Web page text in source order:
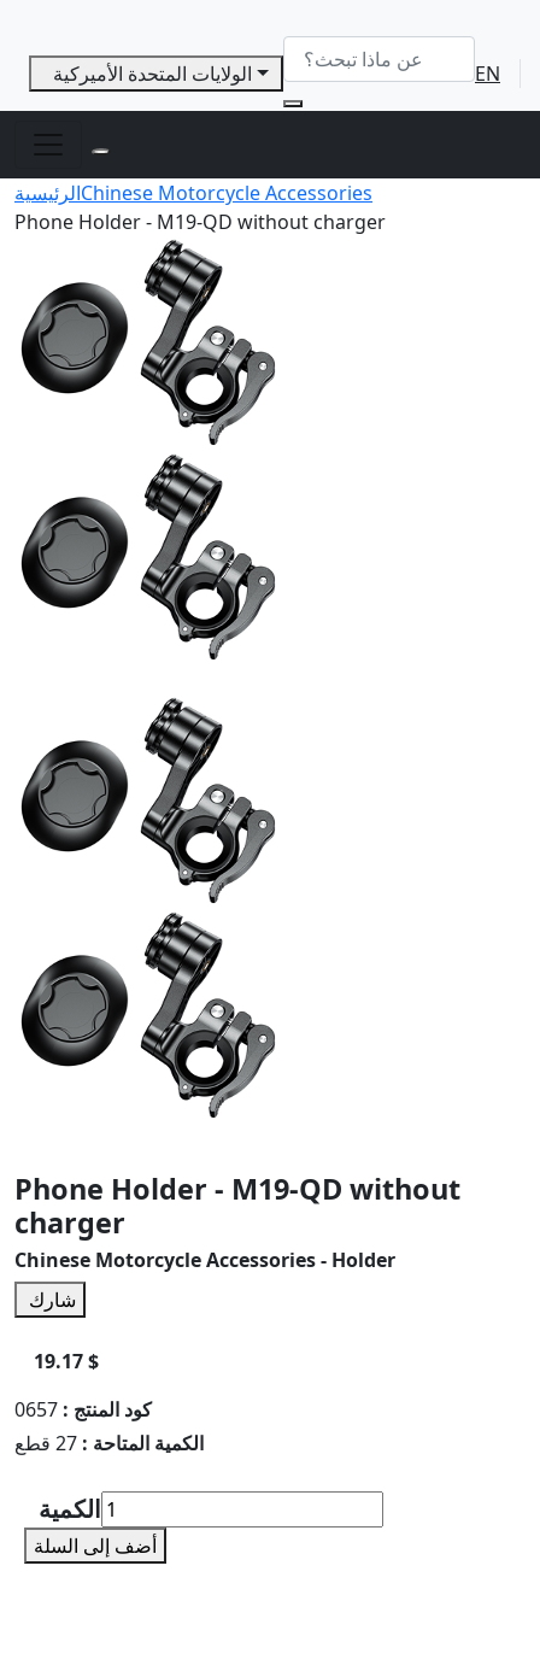
EN
الرئيسيةChinese Motorcycle Accessories
Phone Holder - M19-QD without charger
Phone Holder - M19-QD without
charger
Chinese Motorcycle Accessories - Holder
شارك
19.17 $
كود المنتج :
الكمية المتاحة : 27 قطع
الكمية
أضف إلى السلة